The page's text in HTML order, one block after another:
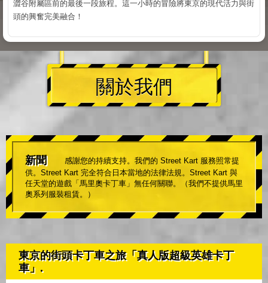
澀谷附屬區前的最後一段旅程。這一小時的冒險將東京的現代活力與街
頭的興奮完美融合！
關於我們
新聞
感謝您的持續支持。我們的 Street Kart 服務照常提
供。Street Kart 完全符合日本當地的法律法規。Street Kart 與
任天堂的遊戲「馬里奧卡丁車」無任何關聯。（我們不提供馬里
奧系列服裝租賃。）
東京的街頭卡丁車之旅「真人版超級英雄卡丁
車」.